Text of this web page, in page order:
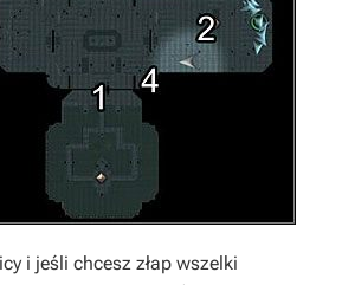
i jeśli chcesz złap wszelki